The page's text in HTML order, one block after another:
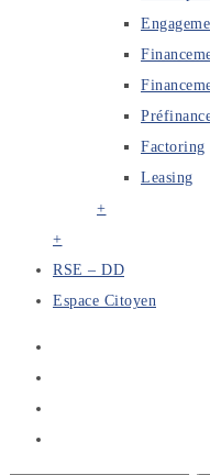
Factoring
Leasing
+
+
RSE – DD
Espace Citoyen